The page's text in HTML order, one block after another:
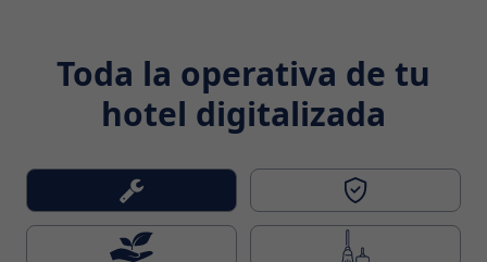
Toda la operativa de tu
hotel digitalizada